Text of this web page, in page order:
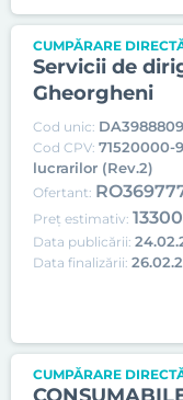
CUMPĂRARE
Servicii de
Gheorgheni
Cod unic:
Cod CPV: 71520000-
lucrarilor (Rev.2)
Ofertant:
Preț estimativ:
Data publicării:
Data finalizării:
CUMPĂRARE